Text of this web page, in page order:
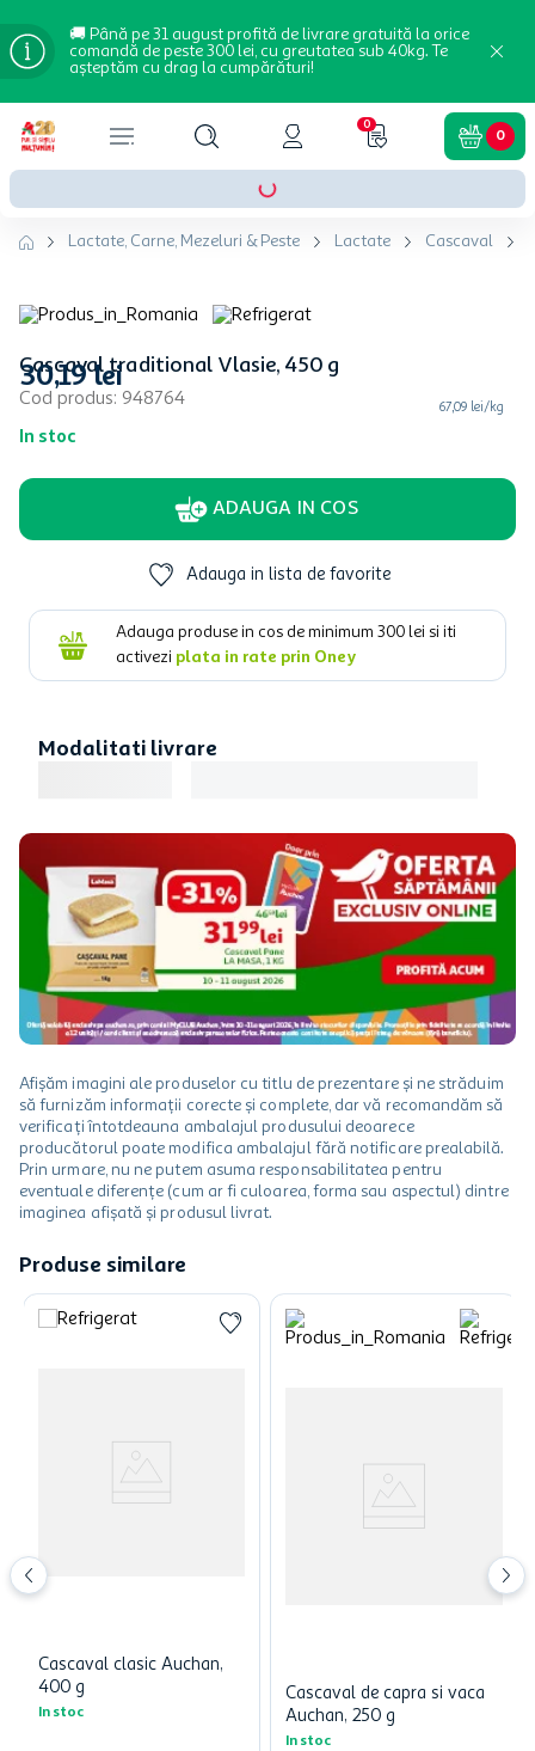
🚚 Până pe 31 august profită de livrare gratuită la orice
comandă de peste 300 lei, cu greutatea sub 40kg. Te
așteptăm cu drag la cumpărături!
0
0
Lactate, Carne, Mezeluri & Peste Lactate Cascaval
Cascaval traditional Vlasie, 450 g
Cod produs: 948764
In stoc
30,19 lei
67,09 lei/kg
ADAUGA IN COS
Adauga in lista de favorite
Adauga produse in cos de minimum 300 lei si iti
activezi plata in rate prin Oney
Modalitati livrare
Afișăm imagini ale produselor cu titlu de prezentare și ne străduim
să furnizăm informații corecte și complete, dar vă recomandăm să
verificați întotdeauna ambalajul produsului deoarece
producătorul poate modifica ambalajul fără notificare prealabilă.
Prin urmare, nu ne putem asuma responsabilitatea pentru
eventuale diferențe (cum ar fi culoarea, forma sau aspectul) dintre
imaginea afișată și produsul livrat.
Produse similare
Cascaval clasic Auchan,
400 g
In stoc
Cascaval de capra si vaca
Auchan, 250 g
In stoc